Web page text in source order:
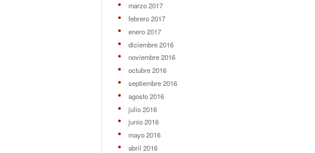
marzo 2017
febrero 2017
enero 2017
diciembre 2016
noviembre 2016
octubre 2016
septiembre 2016
agosto 2016
julio 2016
junio 2016
mayo 2016
abril 2016